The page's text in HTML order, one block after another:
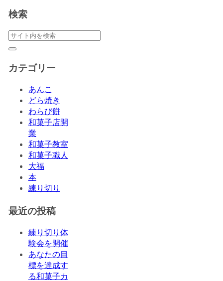
検索
カテゴリー
あんこ
どら焼き
わらび餅
和菓子店開
業
和菓子教室
和菓子職人
大福
本
練り切り
最近の投稿
練り切り体
験会を開催
あなたの目
標を達成す
る和菓子カ